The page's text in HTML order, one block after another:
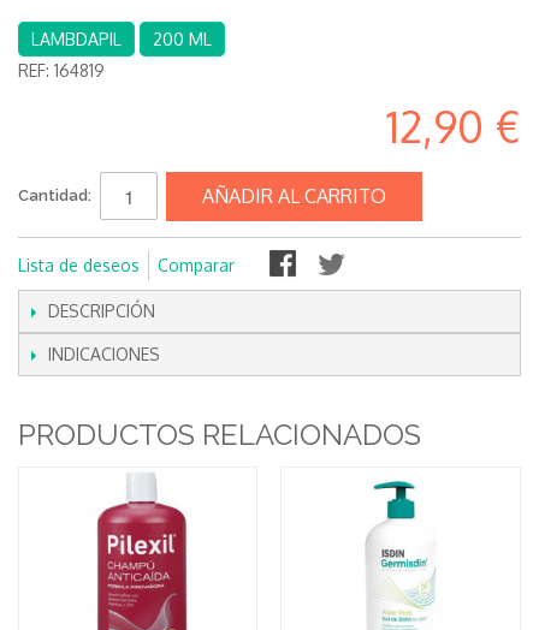
LAMBDAPIL
200 ML
REF: 164819
12,90 €
Cantidad: AÑADIR AL CARRITO
Lista de deseos Comparar
DESCRIPCIÓN
INDICACIONES
PRODUCTOS RELACIONADOS